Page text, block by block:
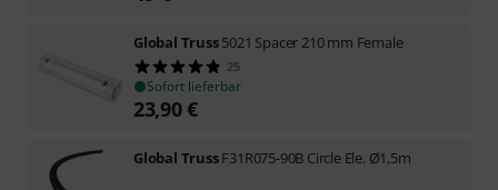
Global Truss5021 Spacer 210 mm Female
25
Sofort lieferbar
23,90€
Global TrussF31R075-90B Circle Ele. Ø1,5m